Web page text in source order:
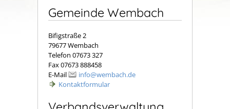
Gemeinde Wembach
Bifigstraße 2
79677 Wembach
Telefon 07673 327
Fax 07673 888458
E-Mail
info@wembach.de
Kontaktformular